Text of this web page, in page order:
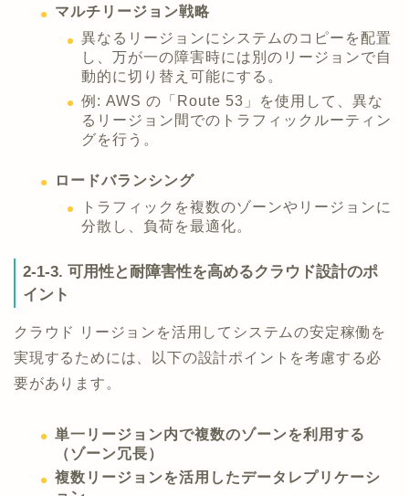
マルチリージョン戦略
異なるリージョンにシステムのコピーを配置
し、万が一の障害時には別のリージョンで自
動的に切り替え可能にする。
例: AWS の「Route 53」を使用して、異な
るリージョン間でのトラフィックルーティン
グを行う。
ロードバランシング
トラフィックを複数のゾーンやリージョンに
分散し、負荷を最適化。
2-1-3. 可用性と耐障害性を高めるクラウド設計のポ
イント
クラウド リージョンを活用してシステムの安定稼働を
実現するためには、以下の設計ポイントを考慮する必
要があります。
単一リージョン内で複数のゾーンを利用する
（ゾーン冗長）
複数リージョンを活用したデータレプリケーシ